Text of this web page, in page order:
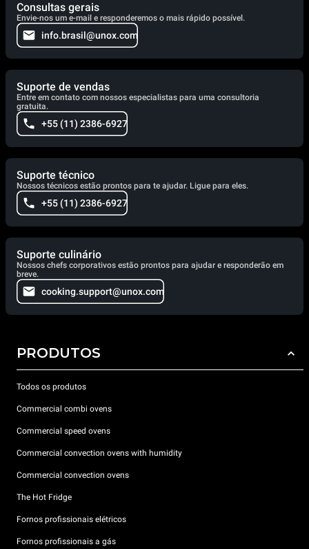
Consultas gerais
Envie-nos um e-mail e responderemos o mais rápido possível.
info.brasil@unox.com
Suporte de vendas
Entre em contato com nossos especialistas para uma consultoria
gratuita.
+55 (11) 2386-6927
Suporte técnico
Nossos técnicos estão prontos para te ajudar. Ligue para eles.
+55 (11) 2386-6927
Suporte culinário
Nossos chefs corporativos estão prontos para ajudar e responderão em
breve.
cooking.support@unox.com
PRODUTOS
Todos os produtos
Commercial combi ovens
Commercial speed ovens
Commercial convection ovens with humidity
Commercial convection ovens
The Hot Fridge
Fornos profissionais elétricos
Fornos profissionais a gás